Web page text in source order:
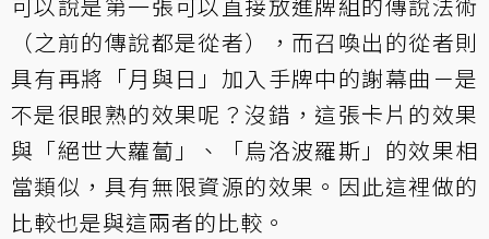
（之前的傳說都是從者），而召喚出的從者則
具有再將「月與日」加入手牌中的謝幕曲－是
不是很眼熟的效果呢？沒錯，這張卡片的效果
與「絕世大蘿蔔」、「烏洛波羅斯 」的效果相
當類似，具有無限資源的效果。因此這裡做的
比較也是與這兩者的比較。